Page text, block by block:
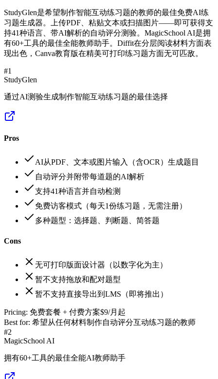
StudyGlen是希望制作智能互动练习题的教师的最佳免费AI练
习题生成器。上传PDF、粘贴文本或扫描图片——即可获得支
持41种语言、带AI解析的自动评分测验。MagicSchool AI是拥
有60+工具的最佳全能教师助手。Diffit在分层阅读材料方面表
现出色，Canva教育版在精美可打印练习题方面无可匹敌。
#1
StudyGlen
通过AI测验生成制作智能互动练习题的最佳选择
Pros
AI从PDF、文本或图片输入（含OCR）生成题目
自动评分并附带每道题的AI解析
支持41种语言并自动检测
免费访客模式（每天1份练习题，无需注册）
多种题型：选择题、判断题、简答题
Cons
无可打印版面设计器（以数字化为主）
暂不支持拖放和配对题型
暂不支持直接导出到LMS（即将推出）
Pricing: 免费套餐 + 付费方案$9/月起
Best for: 希望从任何材料制作自动评分互动练习题的教师
#2
MagicSchool AI
拥有60+工具的最佳全能AI教师助手